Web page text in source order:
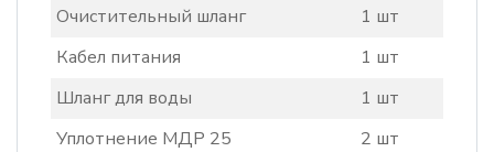
Очистительный шланг
1 шт
Кабел питания
1 шт
Шланг для воды
1 шт
Уплотнение МДР 25
2 шт